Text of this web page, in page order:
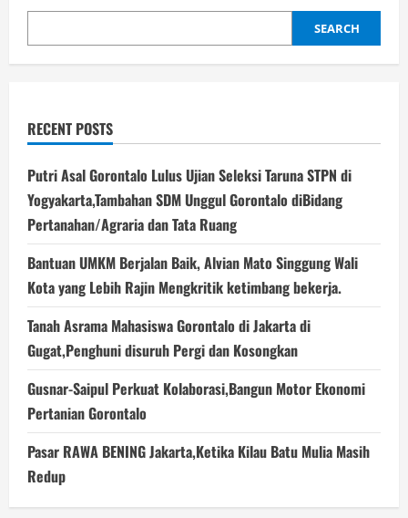
Minta
Purbaya
Aturan
SEARCH
RECENT POSTS
Putri Asal Gorontalo Lulus Ujian Seleksi Taruna STPN di
Yogyakarta,Tambahan SDM Unggul Gorontalo diBidang
Pertanahan/Agraria dan Tata Ruang
Bantuan UMKM Berjalan Baik, Alvian Mato Singgung Wali
Kota yang Lebih Rajin Mengkritik ketimbang bekerja.
Tanah Asrama Mahasiswa Gorontalo di Jakarta di
Gugat,Penghuni disuruh Pergi dan Kosongkan
Gusnar-Saipul Perkuat Kolaborasi,Bangun Motor Ekonomi
Pertanian Gorontalo
Pasar RAWA BENING Jakarta,Ketika Kilau Batu Mulia Masih
Redup